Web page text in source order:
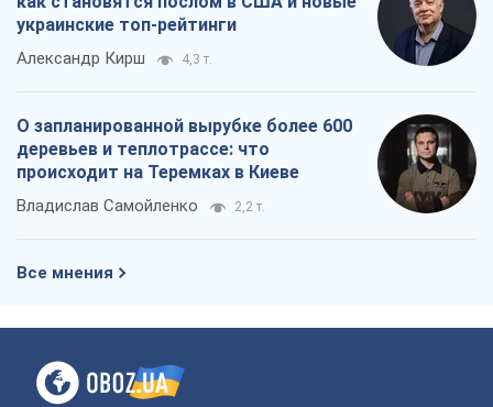
украинские топ-рейтинги
Александр Кирш 4,3 т.
О запланированной вырубке более 600
деревьев и теплотрассе: что
происходит на Теремках в Киеве
Владислав Самойленко 2,2 т.
Все мнения